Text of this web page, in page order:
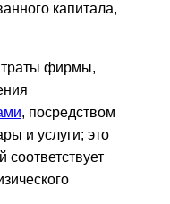
капитала,
фирмы,
, посредством
и услуги; это